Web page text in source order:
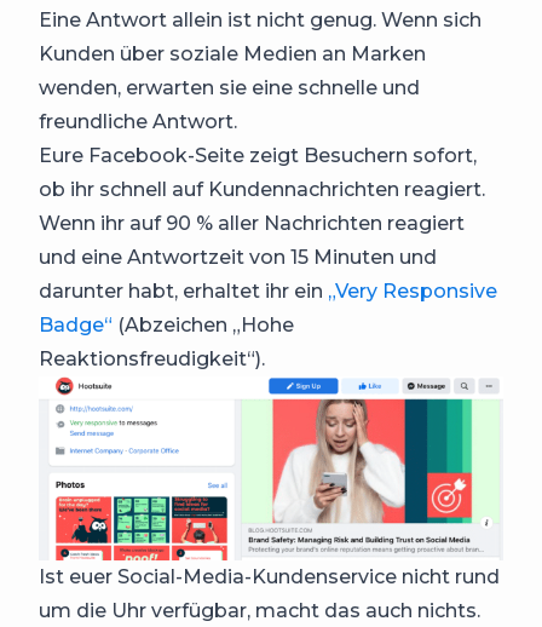
Eine Antwort allein ist nicht genug. Wenn sich
Kunden über soziale Medien an Marken
wenden, erwarten sie eine schnelle und
freundliche Antwort.
Eure Facebook-Seite zeigt Besuchern sofort,
ob ihr schnell auf Kundennachrichten reagiert.
Wenn ihr auf 90 % aller Nachrichten reagiert
und eine Antwortzeit von 15 Minuten und
darunter habt, erhaltet ihr ein „Very Responsive
Badge“ (Abzeichen „Hohe
Reaktionsfreudigkeit“).
Ist euer Social-Media-Kundenservice nicht rund
um die Uhr verfügbar, macht das auch nichts.